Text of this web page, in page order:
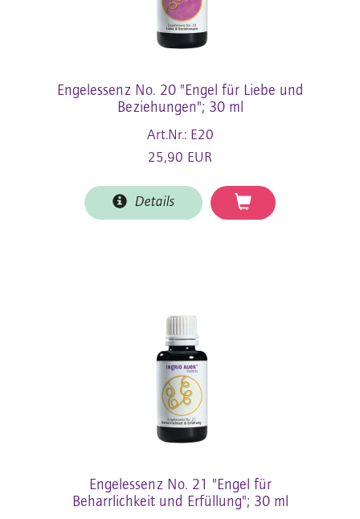
Engelessenz No. 20 "Engel für Liebe und
Beziehungen"; 30 ml
Art.Nr.: E20
25,90 EUR
Details
Engelessenz No. 21 "Engel für
Beharrlichkeit und Erfüllung"; 30 ml